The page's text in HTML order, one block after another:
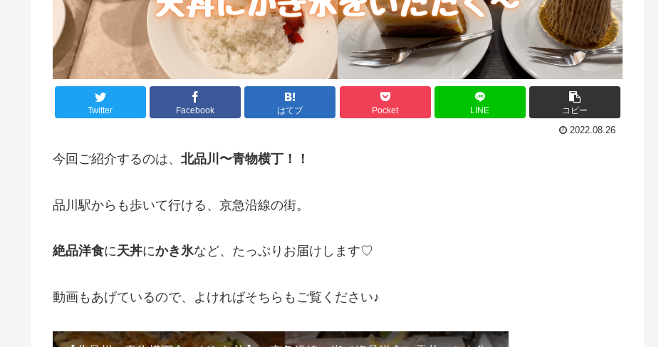
Twitter Facebook はてブ Pocket LINE コピー
2022.08.26
今回ご紹介するのは、 北品川〜青物横丁！！
品川駅からも歩いて行ける、京急沿線の街。
絶品洋食に天丼にかき氷など、たっぷりお届けします♡
動画もあげているので、よければそちらもご覧ください♪